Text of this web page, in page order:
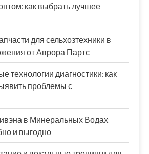
как выбрать лучшее
для сельхозтехники в
от Аврора Партс
технологии диагностики: как
проблемы с
в Минеральных Водах:
и выгодно